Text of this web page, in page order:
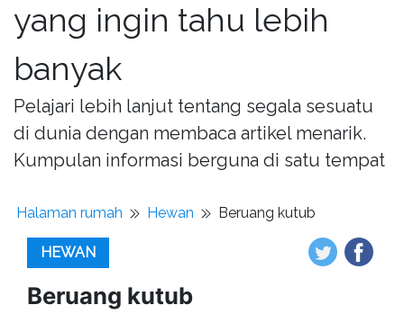
yang ingin tahu lebih
banyak
Pelajari lebih lanjut tentang segala sesuatu
di dunia dengan membaca artikel menarik.
Kumpulan informasi berguna di satu tempat
Halaman rumah Hewan Beruang kutub
HEWAN
Beruang kutub